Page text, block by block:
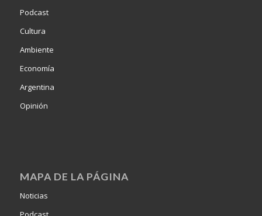
Podcast
Cultura
Ambiente
Economía
Argentina
Opinión
MAPA DE LA PÁGINA
Noticias